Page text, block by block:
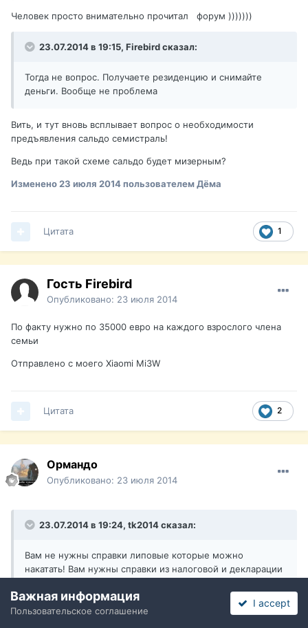
Человек просто внимательно прочитал форум )))))))
23.07.2014 в 19:15, Firebird сказал:
Тогда не вопрос. Получаете резиденцию и снимайте
деньги. Вообще не проблема
Вить, и тут вновь всплывает вопрос о необходимости
предъявления сальдо семистраль!
Ведь при такой схеме сальдо будет мизерным?
Изменено23 июля 2014пользователем Дёма
1
Цитата
Гость Firebird
Опубликовано: 23 июля 2014
По факту нужно по 35000 евро на каждого взрослого члена
семьи
Отправлено с моего Xiaomi Mi3W
2
Цитата
Ормандо
Опубликовано: 23 июля 2014
23.07.2014 в 19:24, tk2014 сказал:
Вам не нужны справки липовые которые можно
накатать! Вам нужны справки из налоговой и декларации
форум задумался как вам подделать документы?
Важная информация
Пользовательское соглашение
I accept